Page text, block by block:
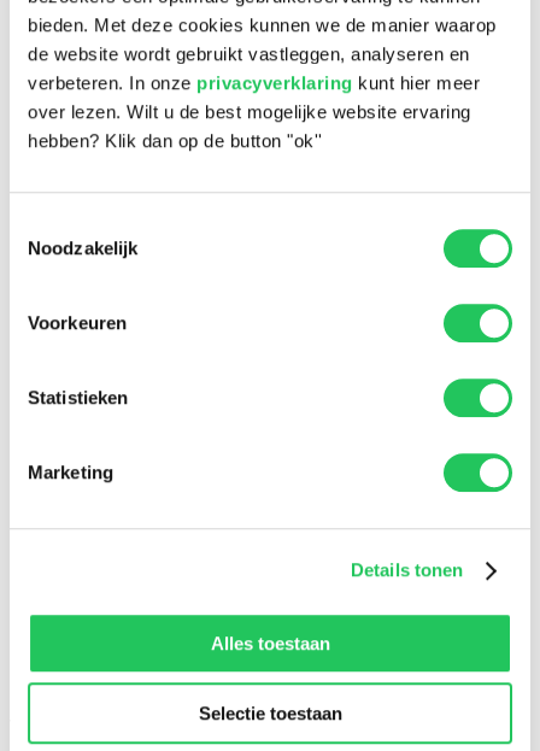
bieden. Met deze cookies kunnen we de manier waarop
de website wordt gebruikt vastleggen, analyseren en
verbeteren. In onze privacyverklaring kunt hier meer
over lezen. Wilt u de best mogelijke website ervaring
hebben? Klik dan op de button "ok''
Noodzakelijk
Voorkeuren
Statistieken
Marketing
Details tonen
Alles toestaan
Selectie toestaan
Snel en eenvoudig
100% dataveiligheid
Maak gratis account aan
Vul je woning in en doe de quick scan